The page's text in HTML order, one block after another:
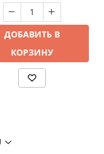
ДОБАВИТЬ В
КОРЗИНУ